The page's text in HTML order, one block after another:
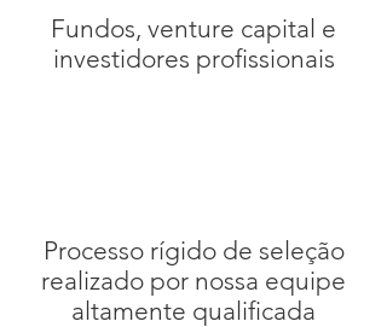
Fundos, venture capital e
investidores profissionais
Processo rígido de seleção
realizado por nossa equipe
altamente qualificada